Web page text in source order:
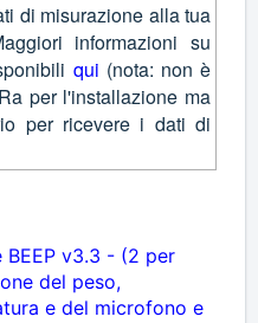
di misurazione alla tua
informazioni su
qui (nota: non è
per l'installazione ma
per ricevere i dati di
v3.3 - (2 per
del peso,
e del microfono e